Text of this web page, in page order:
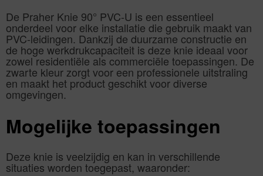
De Praher Knie 90° PVC-U is een essentieel
onderdeel voor elke installatie die gebruik maakt van
PVC-leidingen. Dankzij de duurzame constructie en
de hoge werkdrukcapaciteit is deze knie ideaal voor
zowel residentiële als commerciële toepassingen. De
zwarte kleur zorgt voor een professionele uitstraling
en maakt het product geschikt voor diverse
omgevingen.
Mogelijke toepassingen
Deze knie is veelzijdig en kan in verschillende
situaties worden toegepast, waaronder: